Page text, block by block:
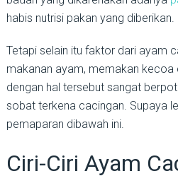
habis nutrisi pakan yang diberikan.
Tetapi selain itu faktor dari ayam
makanan ayam, memakan kecoa
dengan hal tersebut sangat
sobat terkena cacingan. Supaya
pemaparan dibawah ini.
Ciri-Ciri Ayam